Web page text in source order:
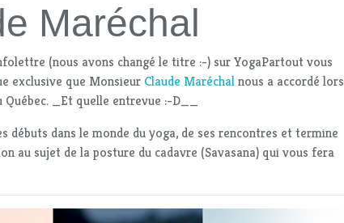
Maréchal
(nous avons changé le titre :-) sur YogaPartout vous
exclusive que Monsieur Claude Maréchalnous a accordé lors
Québec. _Et quelle entrevue :-D__
débuts dans le monde du yoga, de ses rencontres et termine
au sujet de la posture du cadavre (Savasana) qui vous fera